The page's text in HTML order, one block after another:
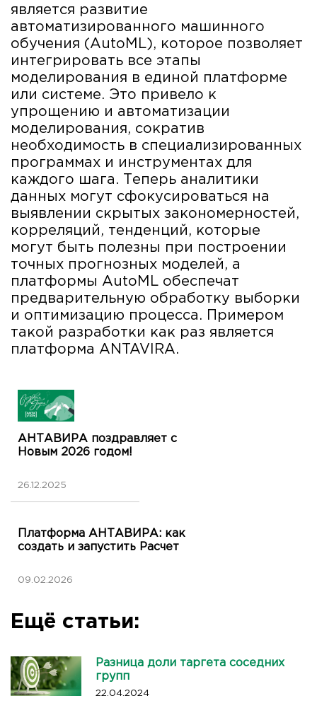
является развитие
автоматизированного машинного
обучения (AutoML), которое позволяет
интегрировать все этапы
моделирования в единой платформе
или системе. Это привело к
упрощению и автоматизации
моделирования, сократив
необходимость в специализированных
программах и инструментах для
каждого шага. Теперь аналитики
данных могут сфокусироваться на
выявлении скрытых закономерностей,
корреляций, тенденций, которые
могут быть полезны при построении
точных прогнозных моделей, а
платформы AutoML обеспечат
предварительную обработку выборки
и оптимизацию процесса. Примером
такой разработки как раз является
платформа ANTAVIRA.
АНТАВИРА поздравляет с
Новым 2026 годом!
26.12.2025
Платформа АНТАВИРА: как
создать и запустить Расчет
09.02.2026
Ещё статьи:
Разница доли таргета соседних
групп
22.04.2024